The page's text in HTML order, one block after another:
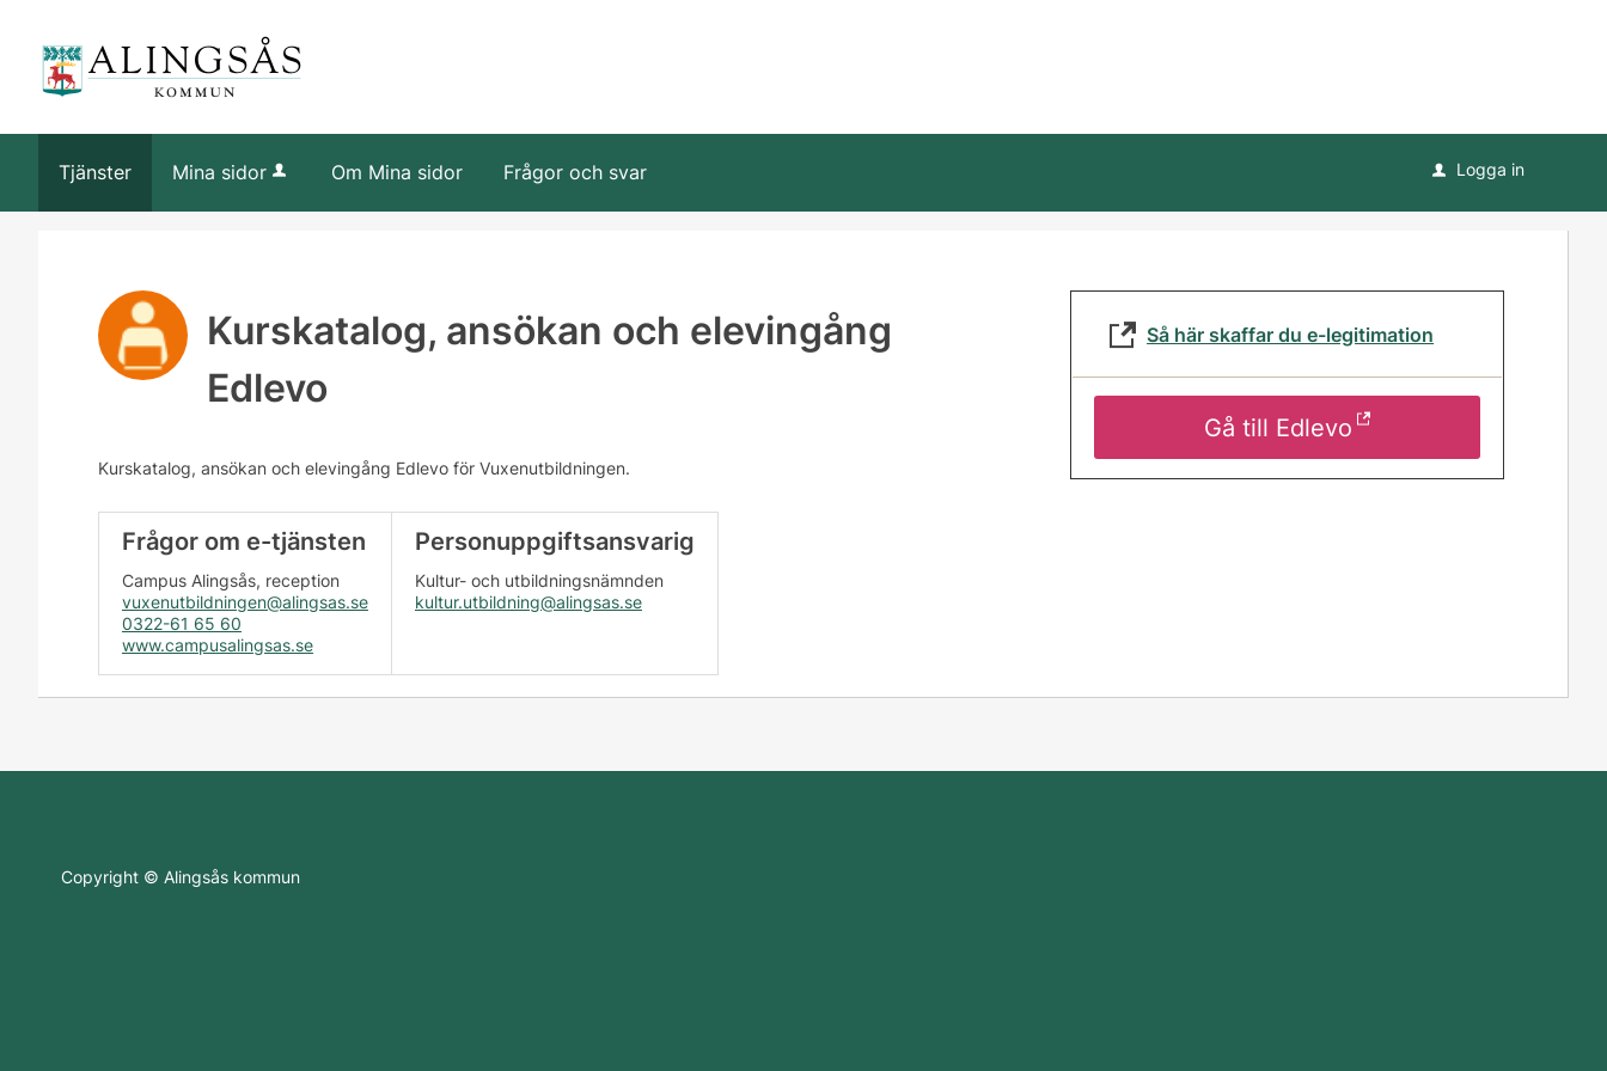
Tjänster Mina sidor Om Mina sidor Frågor och svar u Logga in
Kurskatalog, ansökan och elevingång
Edlevo
Kurskatalog, ansökan och elevingång Edlevo för Vuxenutbildningen.
Frågor om e-tjänsten
Campus Alingsås, reception
vuxenutbildningen@alingsas.se
0322-61 65 60
www.campusalingsas.se
Personuppgiftsansvarig
Kultur- och utbildningsnämnden
kultur.utbildning@alingsas.se
Så här skaffar du e-legitimation
Gå till Edlevo
Copyright © Alingsås kommun